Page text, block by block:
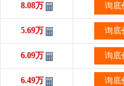
8.08万 询底
5.69万 询底
6.09万 询底
6.49万 询底